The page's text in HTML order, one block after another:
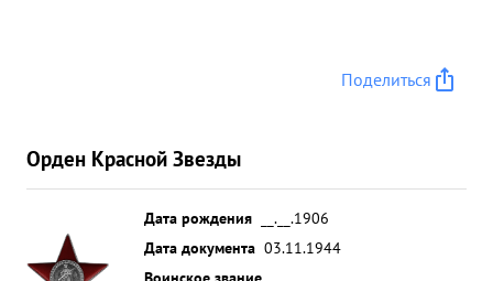
боевых заданий на фронтах Отечественной
Поделиться
Орден Красной Звезды
Дата рождения
__.__.1906
Дата документа 03.11.1944